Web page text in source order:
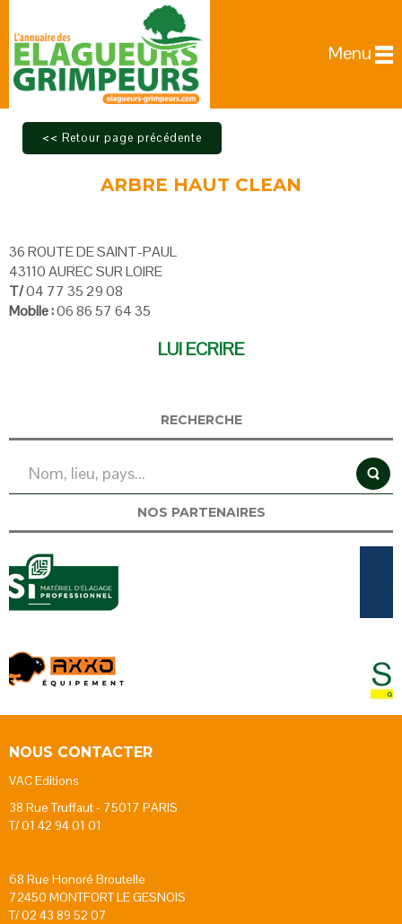
Menu
ARBRE HAUT CLEAN
36 ROUTE DE SAINT-PAUL
43110 AUREC SUR LOIRE
T/04 77 35 29 08
Mobile :06 86 57 64 35
LUI ECRIRE
RECHERCHE
NOS PARTENAIRES
NOUS CONTACTER
VAC Editions
38 Rue Truffaut - 75017 PARIS
T/ 01 42 94 01 01
68 Rue Honoré Broutelle
72450 MONTFORT LE GESNOIS
T/ 02 43 89 52 07